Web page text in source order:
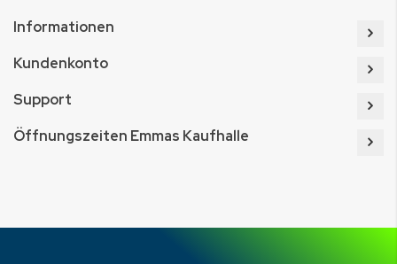
Informationen
Kundenkonto
Support
Öffnungszeiten Emmas Kaufhalle